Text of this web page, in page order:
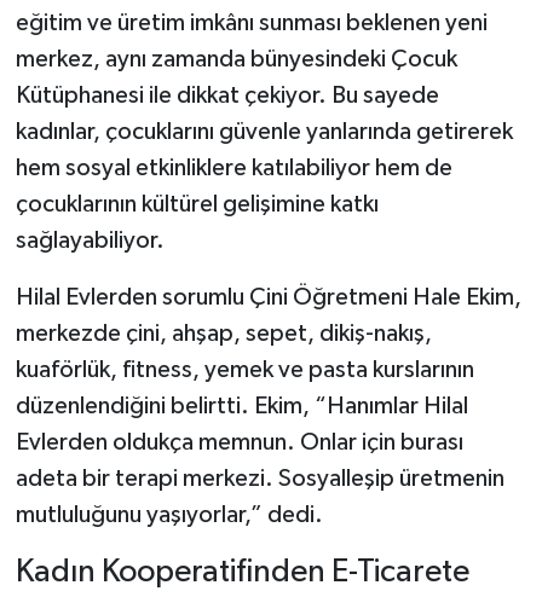
eğitim ve üretim imkânı sunması beklenen yeni
merkez, aynı zamanda bünyesindeki Çocuk
Kütüphanesi ile dikkat çekiyor. Bu sayede
kadınlar, çocuklarını güvenle yanlarında getirerek
hem sosyal etkinliklere katılabiliyor hem de
çocuklarının kültürel gelişimine katkı
sağlayabiliyor.
Hilal Evlerden sorumlu Çini Öğretmeni Hale Ekim,
merkezde çini, ahşap, sepet, dikiş-nakış,
kuaförlük, fitness, yemek ve pasta kurslarının
düzenlendiğini belirtti. Ekim, “Hanımlar Hilal
Evlerden oldukça memnun. Onlar için burası
adeta bir terapi merkezi. Sosyalleşip üretmenin
mutluluğunu yaşıyorlar,” dedi.
Kadın Kooperatifinden E-Ticarete